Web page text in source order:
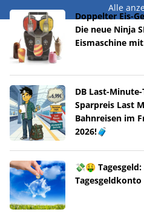
Alle
Doppelter Eis-
Die neue Ninja
Eismaschine
DB Last-
Sparpreis Last
Bahnreisen im
2026!🧳
💸🤑
Tagesgeldkonto